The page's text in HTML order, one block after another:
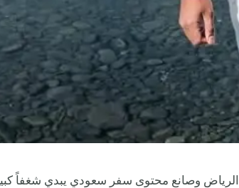
الرياض وصانع محتوى سفر سعودي يبدي شغفاً